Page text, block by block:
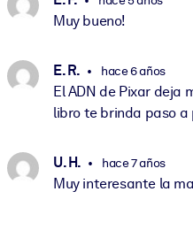
Muy bueno!
E. R. hace 6 años
El ADN de Pixar deja
libro te brinda paso a
U. H. hace 7 años
Muy interesante la